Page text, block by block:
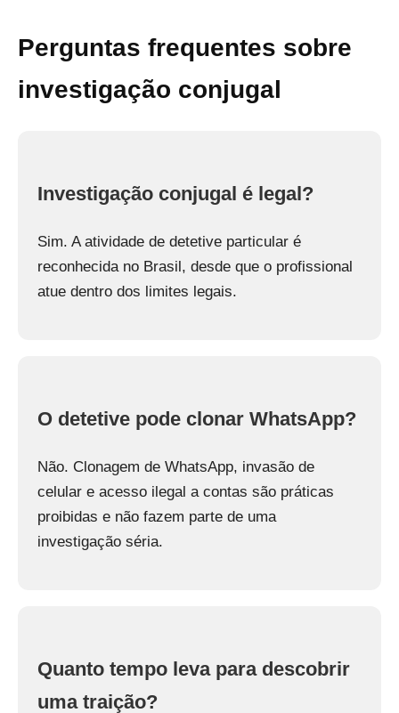
Perguntas frequentes sobre
investigação conjugal
Investigação conjugal é legal?
Sim. A atividade de detetive particular é
reconhecida no Brasil, desde que o profissional
atue dentro dos limites legais.
O detetive pode clonar WhatsApp?
Não. Clonagem de WhatsApp, invasão de
celular e acesso ilegal a contas são práticas
proibidas e não fazem parte de uma
investigação séria.
Quanto tempo leva para descobrir
uma traição?